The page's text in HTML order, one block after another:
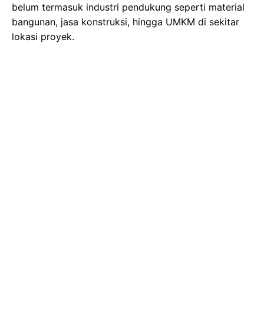
belum termasuk industri pendukung seperti material
bangunan, jasa konstruksi, hingga UMKM di sekitar
lokasi proyek.